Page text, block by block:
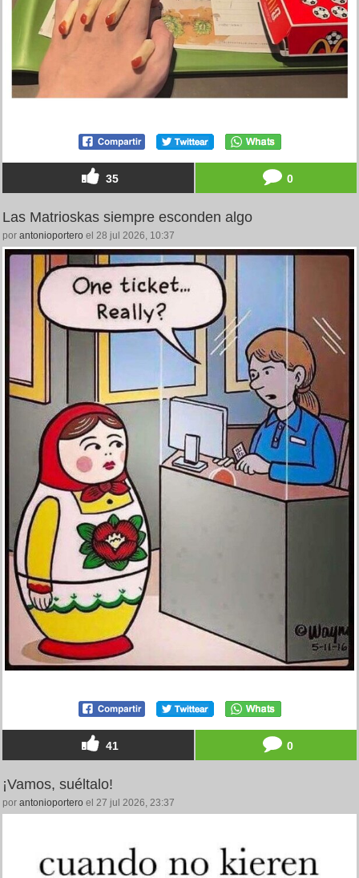
35 0
Las Matrioskas siempre esconden algo
por antonioportero el 28 jul 2026, 10:37
41 0
¡Vamos, suéltalo!
por antonioportero el 27 jul 2026, 23:37